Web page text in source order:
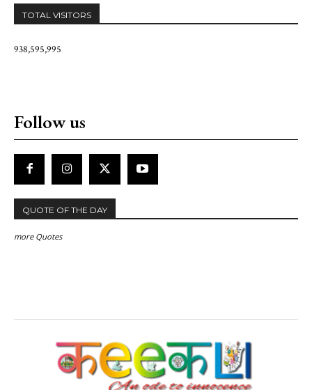
TOTAL VISITORS
938,595,995
Follow us
QUOTE OF THE DAY
more Quotes